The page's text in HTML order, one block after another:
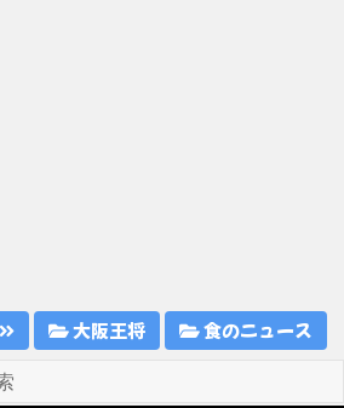
大阪王将 食のニュース